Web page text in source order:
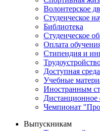
Волонтерское
Студенческое
Библиотека
Студенческое
Оплата
Стипендия и
Доступная
Учебные
Иностранным
Дистанционное
Чемпионат
Выпускникам